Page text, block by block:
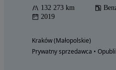
132 273 km
2019
Kraków (Małopolskie)
Prywatny sprzedawca •